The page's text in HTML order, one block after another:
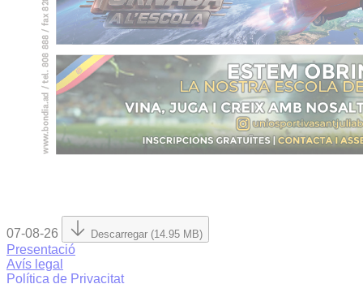
07-08-26 Descarregar (14.95 MB)
Presentació
Avís legal
Política de Privacitat